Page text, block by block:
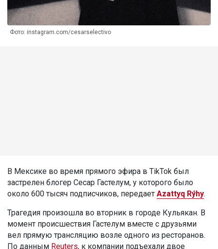
Фото: instagram.com/cesarselectivo
В Мексике во время прямого эфира в TikTok был
застрелен блогер Сесар Гастелум, у которого было
около 600 тысяч подписчиков, передает Azattyq Rýhy.
Трагедия произошла во вторник в городе Кульякан. В
момент происшествия Гастелум вместе с друзьями
вел прямую трансляцию возле одного из ресторанов.
По данным Reuters, к компании подъехали двое